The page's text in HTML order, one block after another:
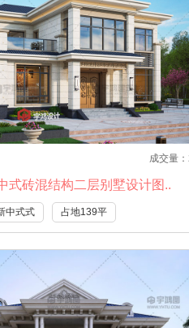
成交量
式砖混结构二层别墅设计图..
中式式 占地139平